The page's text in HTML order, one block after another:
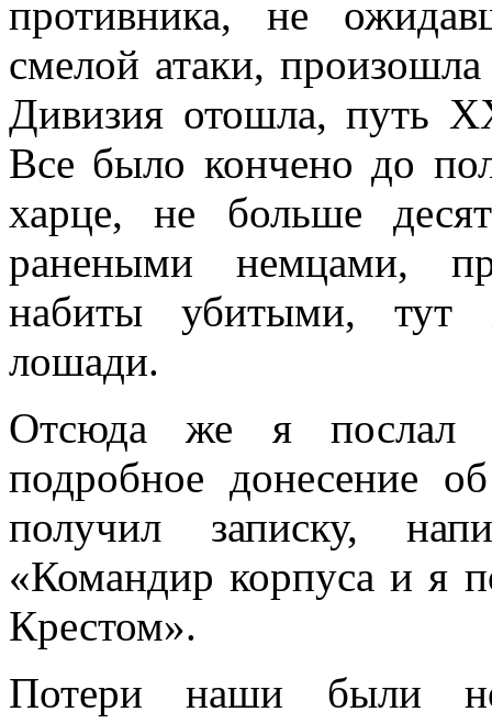
противника, не
смелой атаки,
Дивизия отошла, путь
Все бы­ло кончено до
харце, не больше
ранеными немцами,
набиты убитыми, тут
лошади.
Отсюда же я послал
подробное донесение
получил записку,
«Командир корпуса и я
Крестом».
Потери наши были